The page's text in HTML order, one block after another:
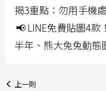
揭3重點：勿用手機
📢 LINE免費貼圖4
半年、熊大兔兔動態
上一則